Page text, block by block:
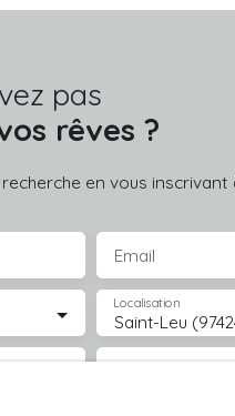
pas
rêves ?
en vous
Email
Saint-Leu
Localisation